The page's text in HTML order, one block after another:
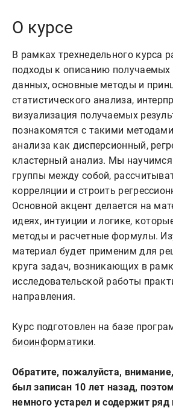
О курсе
В рамках трехнедельного курса
подходы к описанию получаемых
данных, основные методы и
статистического анализа,
визуализация получаемых
познакомятся с такими
анализа как дисперсионный,
кластерный анализ. Мы
группы между собой,
корреляции и строить
Основной акцент делается на
идеях, интуиции и логике,
методы и расчетные формулы.
материал будет применим для
круга задач, возникающих в
исследовательской работы
направления.
Курс подготовлен на базе
биоинформатики.
Обратите, пожалуйста,
был записан 10 лет назад,
немного устарел и содержит ряд